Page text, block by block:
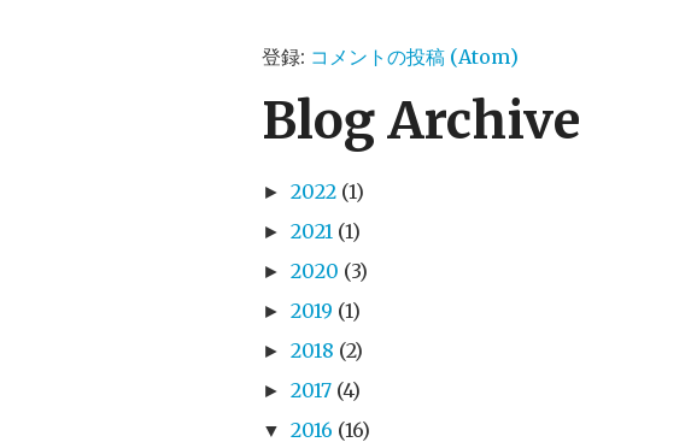
登録: コメントの投稿 (Atom)
Blog Archive
► 2022 (1)
► 2021 (1)
► 2020 (3)
► 2019 (1)
► 2018 (2)
► 2017 (4)
▼ 2016 (16)